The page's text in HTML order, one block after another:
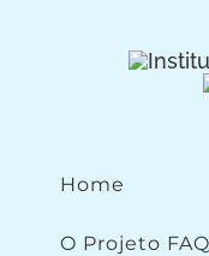
Home
O Projeto